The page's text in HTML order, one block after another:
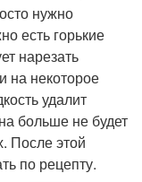
нужно
есть горькие
нарезать
на некоторое
удалит
больше не будет
После этой
по рецепту.